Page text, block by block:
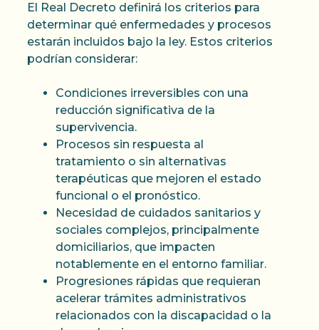
El Real Decreto definirá los criterios para
determinar qué enfermedades y procesos
estarán incluidos bajo la ley. Estos criterios
podrían considerar:
Condiciones irreversibles con una
reducción significativa de la
supervivencia.
Procesos sin respuesta al
tratamiento o sin alternativas
terapéuticas que mejoren el estado
funcional o el pronóstico.
Necesidad de cuidados sanitarios y
sociales complejos, principalmente
domiciliarios, que impacten
notablemente en el entorno familiar.
Progresiones rápidas que requieran
acelerar trámites administrativos
relacionados con la discapacidad o la